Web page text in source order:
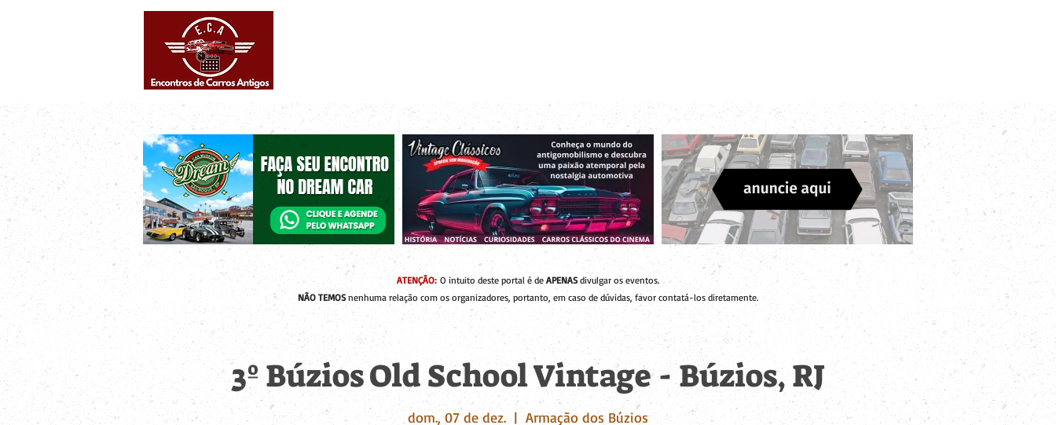
ATENÇÃO:O intuito deste portal é de APENASdivulgar os eventos.
NÃO TEMOSnenhuma relação com os organizadores, portanto, em caso de dúvidas, favor contatá-los diretamente.
3º Búzios Old School Vintage - Búzios, RJ
dom., 07 de dez.
  |
Armação dos Búzios